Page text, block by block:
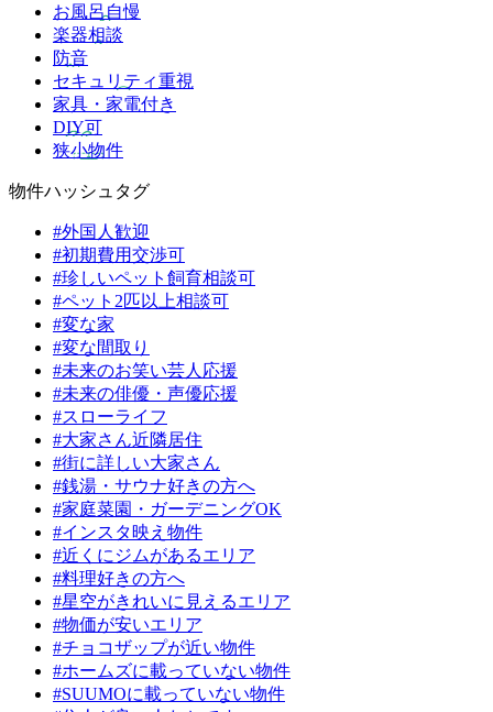
お風呂自慢
楽器相談
防音
セキュリティ重視
家具・家電付き
DIY可
狭小物件
物件ハッシュタグ
#外国人歓迎
#初期費用交渉可
#珍しいペット飼育相談可
#ペット2匹以上相談可
#変な家
#変な間取り
#未来のお笑い芸人応援
#未来の俳優・声優応援
#スローライフ
#大家さん近隣居住
#街に詳しい大家さん
#銭湯・サウナ好きの方へ
#家庭菜園・ガーデニングOK
#インスタ映え物件
#近くにジムがあるエリア
#料理好きの方へ
#星空がきれいに見えるエリア
#物価が安いエリア
#チョコザップが近い物件
#ホームズに載っていない物件
#SUUMOに載っていない物件